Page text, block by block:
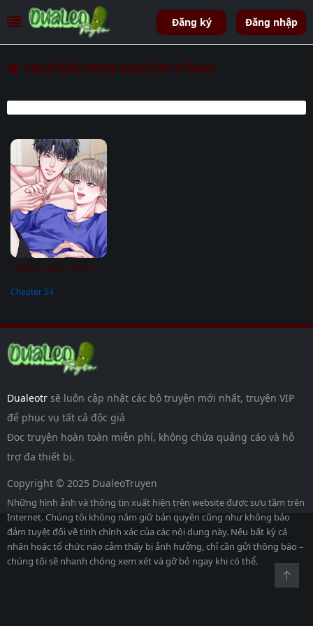
Đăng ký Đăng nhập
TRUYỆN HƠN NGƯỜI CÔNG
|END| Làm Tình Cũng Cần Luyện Tập Nữa Sao
Chapter 54
Dualeotr sẽ luôn cập nhật các bộ truyện mới nhất, truyện VIP
để phục vụ tất cả độc giả
Đọc truyện hoàn toàn miễn phí, không chứa quảng cáo và hỗ
trợ đa thiết bị.
Copyright © 2025 DualeoTruyen
Những hình ảnh và thông tin xuất hiện trên website được sưu tầm trên
Internet. Chúng tôi không nắm giữ bản quyền cũng như không bảo
đảm tuyệt đối về tính chính xác của các nội dung này. Nếu bất kỳ cá
nhân hoặc tổ chức nào cảm thấy bị ảnh hưởng, chỉ cần gửi thông báo –
chúng tôi sẽ nhanh chóng xem xét và gỡ bỏ ngay khi có thể.